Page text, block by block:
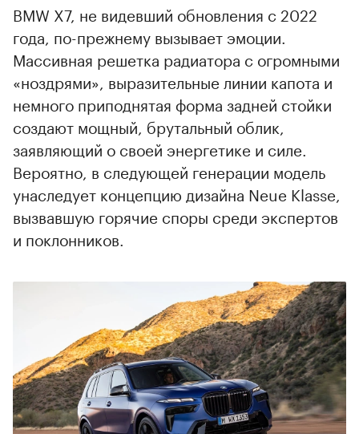
BMW X7, не видевший обновления с 2022
года, по-прежнему вызывает эмоции.
Массивная решетка радиатора с огромными
«ноздрями», выразительные линии капота и
немного приподнятая форма задней стойки
создают мощный, брутальный облик,
заявляющий о своей энергетике и силе.
Вероятно, в следующей генерации модель
унаследует концепцию дизайна Neue Klasse,
вызвавшую горячие споры среди экспертов
и поклонников.